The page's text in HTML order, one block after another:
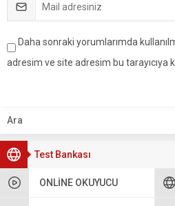
Test Bankası
ONLINE OKUYUCU
Daha sonraki yorumlarımda
adresim ve site adresim bu tarayıcıya